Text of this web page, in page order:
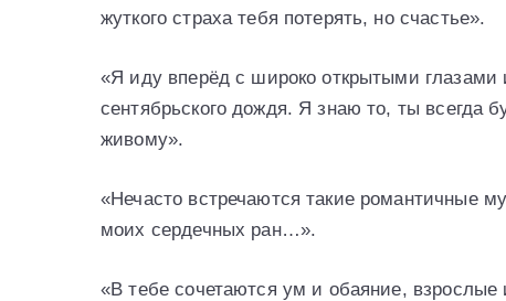
жуткого страха тебя потерять, но счастье».
«Я иду вперёд с широко открытыми глазами
сентябрьского дождя. Я знаю то, ты
живому».
«Нечасто встречаются такие романтичные
моих сердечных ран…».
«В тебе сочетаются ум и обаяние,